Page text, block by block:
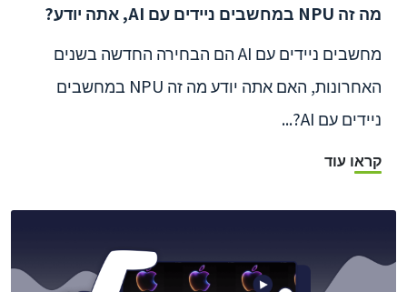
מה זה NPU במחשבים ניידים עם AI, אתה יודע?
מחשבים ניידים עם AI הם הבחירה החדשה בשנים
האחרונות, האם אתה יודע מה זה NPU במחשבים
ניידים עם AI?...
קראו עוד